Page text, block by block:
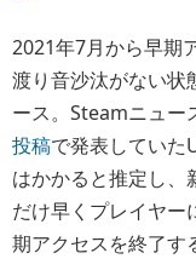
2021年7月から早期
渡り音沙汰がない状
ース。Steamニュー
投稿で発表していた
はかかると推定し、
だけ早くプレイヤー
期アクセスを終了す